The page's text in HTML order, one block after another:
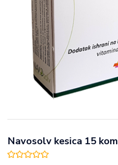
Navosolv kesica 15 kom